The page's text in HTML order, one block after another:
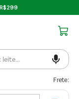
R$299
Frete: